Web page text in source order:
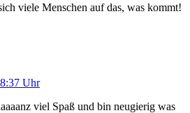
viele Menschen auf das, was kommt!
Uhr
viel Spaß und bin neugierig was